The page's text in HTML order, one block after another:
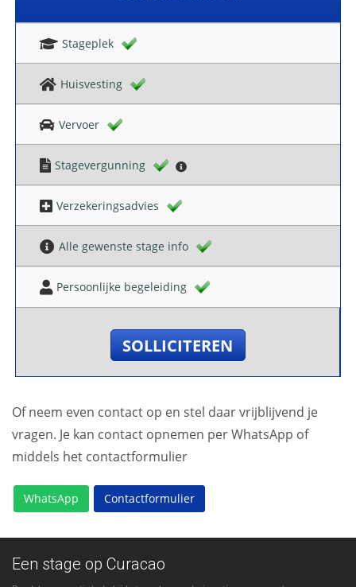
Stageplek
Huisvesting
Vervoer
Stagevergunning
Verzekeringsadvies
Alle gewenste stage info
Persoonlijke begeleiding
SOLLICITEREN
Of neem even contact op en stel daar vrijblijvend je
vragen. Je kan contact opnemen per WhatsApp of
middels het contactformulier
WhatsApp Contactformulier
Een stage op Curacao